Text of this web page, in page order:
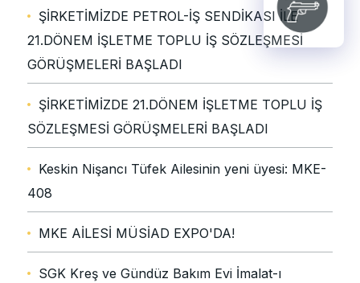
ŞİRKETİMİZDE PETROL-İŞ SENDİKASI İLE
21.DÖNEM İŞLETME TOPLU İŞ SÖZLEŞMESİ
GÖRÜŞMELERİ BAŞLADI
ŞİRKETİMİZDE 21.DÖNEM İŞLETME TOPLU İŞ
SÖZLEŞMESİ GÖRÜŞMELERİ BAŞLADI
Keskin Nişancı Tüfek Ailesinin yeni üyesi: MKE-
408
MKE AİLESİ MÜSİAD EXPO'DA!
SGK Kreş ve Gündüz Bakım Evi İmalat-ı